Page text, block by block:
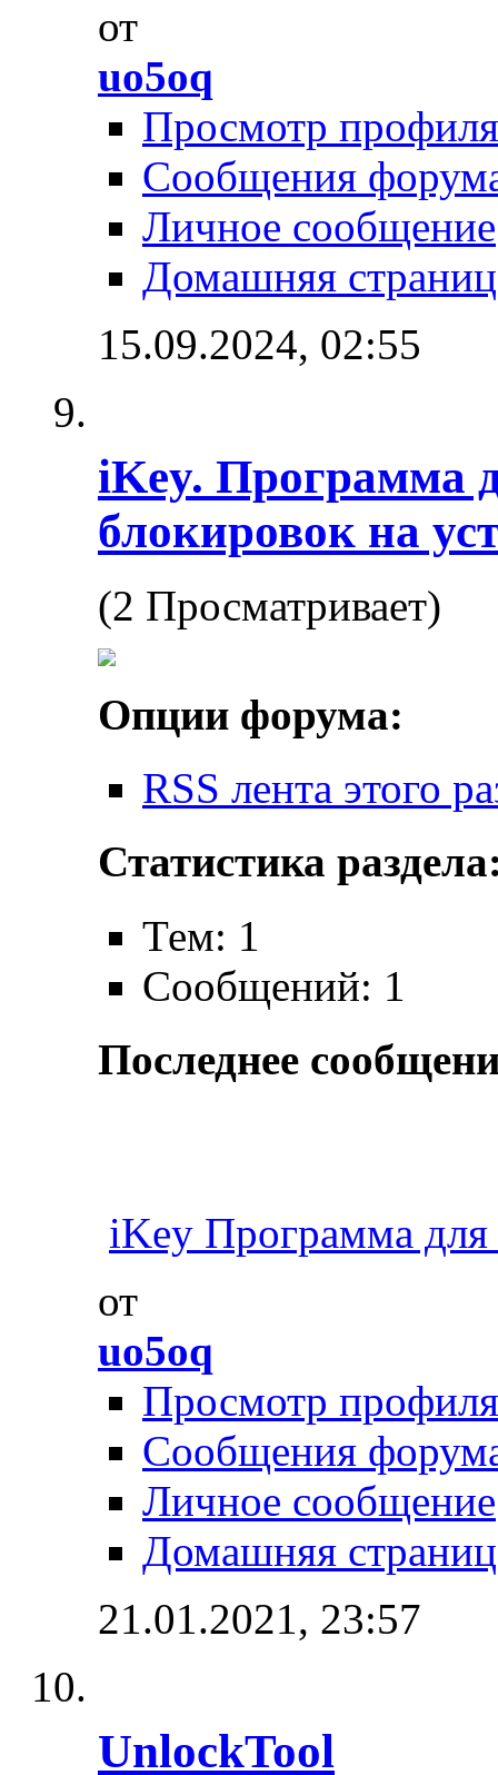
от
uo5oq
Просмотр профиля
Сообщения
Личное сообщение
Домашняя
15.09.2024, 02:55
iKey. Программа
блокировок на
(2 Просматривает)
Опции форума:
RSS лента этого
Статистика
Тем: 1
Сообщений: 1
Последнее
iKey Программа
от
uo5oq
Просмотр профиля
Сообщения
Личное сообщение
Домашняя
21.01.2021, 23:57
UnlockTool